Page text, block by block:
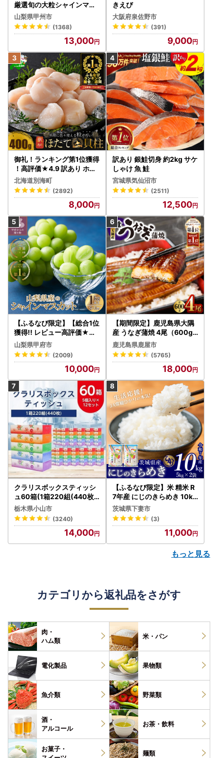
厳選旬の大粒シャインマス
カット 約1.3kg 2～3房【2
026年発送】（MG）B12-
472 FN-Limited-VO シャ
インマスカット フルーツ
山梨県甲州市
(1368)
13,000
きえび
大阪府泉佐野市
(391)
9,000
御礼！ランキング第1位獲得
！高評価★4.9 訳あり ホタ
テ 400g（ほたて 帆立 貝柱
冷凍 ）
北海道別海町
(2892)
8,000
訳あり 銀鮭切身 約2kg サケ
しゃけ 魚 鮭
宮城県気仙沼市
(2511)
12,500
【ふるなび限定】【総合1位
獲得!! レビュー高評価★】
〈2026年度配送分〉山梨
県産 シャインマスカット 2
～3房（1.0kg以上）シャイ
ン フルーツ FN-Limited-S
P
山梨県甲府市
(2009)
10,000
【期間限定】鹿児島県大隅
産 うなぎ蒲焼 4尾（600g
） KN007-004-04-cp18
うなぎ 鰻 魚 惣菜 総菜
鹿児島県鹿屋市
(5765)
18,000
クラリスボックスティッシ
ュ60箱(1箱220組(440枚))
(5個入り×12セット)【配送
不可地域：離島・沖縄県】
【1256759】
栃木県小山市
(3240)
14,000
【ふるなび限定】米 精米 R
7年産 にじのきらめき 10kg
10月 FN-Limited-PR
茨城県下妻市
(3)
11,000
もっと見る
カテゴリから返礼品をさがす
肉・
ハム類
米・パン
電化製品 果物類
魚介類 野菜類
酒・
アルコール
お茶・ 飲料
お菓子・
麺類